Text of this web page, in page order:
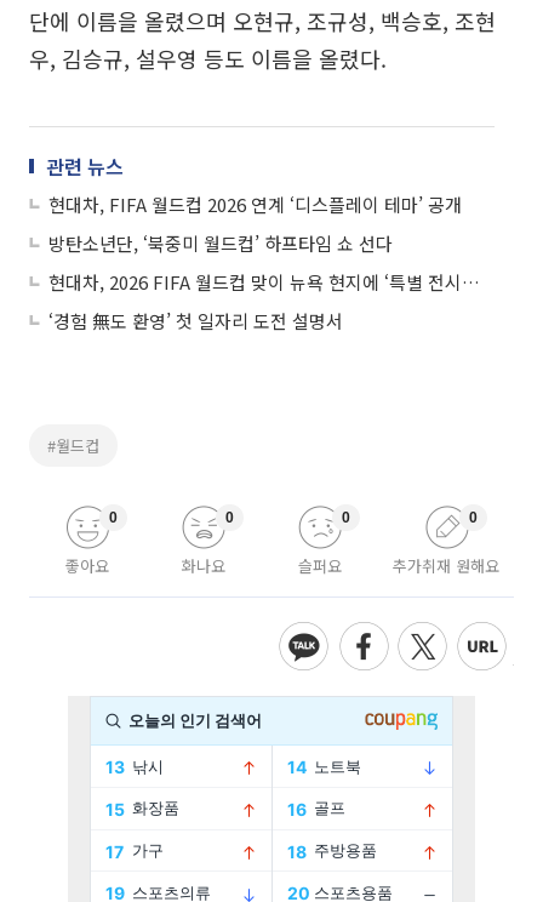
단에 이름을 올렸으며 오현규, 조규성, 백승호, 조현
우, 김승규, 설우영 등도 이름을 올렸다.
관련 뉴스
현대차, FIFA 월드컵 2026 연계 ‘디스플레이 테마’ 공개
방탄소년단, ‘북중미 월드컵’ 하프타임 쇼 선다
현대차, 2026 FIFA 월드컵 맞이 뉴욕 현지에 ‘특별 전시관’ 연다
‘경험 無도 환영’ 첫 일자리 도전 설명서
#월드컵
좋아요
0
화나요
0
슬퍼요
0
추가취재 원해요
0